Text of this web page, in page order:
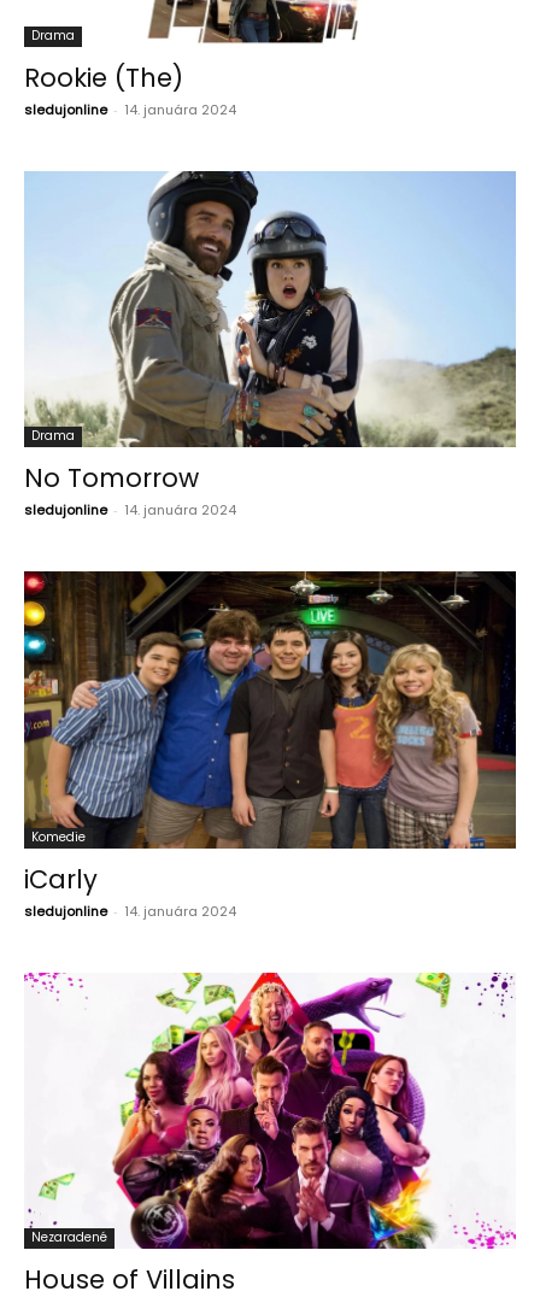
Drama
Rookie (The)
sledujonline - 14. januára 2024
Drama
No Tomorrow
sledujonline - 14. januára 2024
Komedie
iCarly
sledujonline - 14. januára 2024
Nezaradené
House of Villains